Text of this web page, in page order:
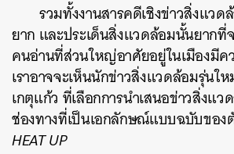
รวมทั้งงานสารคดีเชิงข่าวสิ่งแวด
ยาก และประเด็นสิ่งแวดล้อมนั้นยากที่
คนอ่านที่ส่วนใหญ่อาศัยอยู่ในเมืองมีค
เราอาจจะเห็นนักข่าวสิ่งแวดล้อมรุ่นใ
เกตุแก้ว ที่เลือกการนำเสนอข่าวสิ่งแ
ช่องทางที่เป็นเอกลักษณ์แบบฉบับของ
HEAT UP